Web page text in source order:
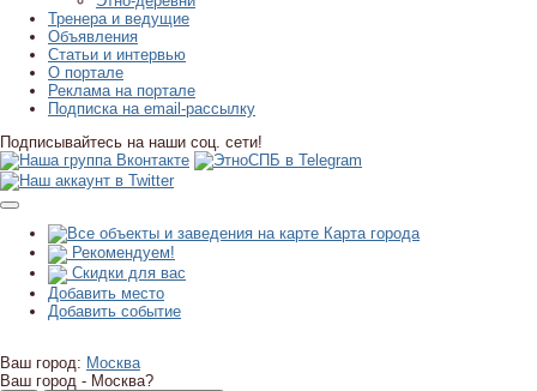
Тренера и ведущие
Объявления
Статьи и интервью
О портале
Реклама на портале
Подписка на email-рассылку
Подписывайтесь на наши соц. сети!
Карта города
Рекомендуем!
Скидки для вас
Добавить место
Добавить событие
Ваш город: Москва
Ваш город - Москва?